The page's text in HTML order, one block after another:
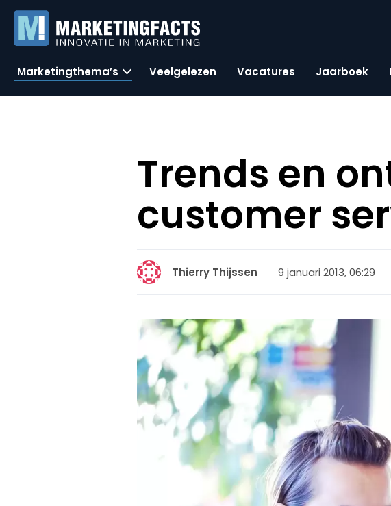
Marketingthema’s Veelgelezen Vacatures Jaarboek
Trends en
customer
Thierry Thijssen 9 januari 2013, 06:29